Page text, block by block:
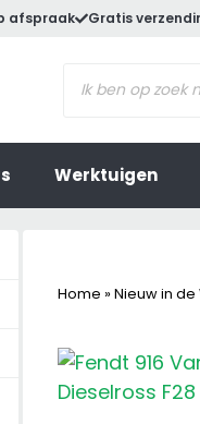
afspraak Gratis
zoeken
Werktuigen
Home » Nieuw in